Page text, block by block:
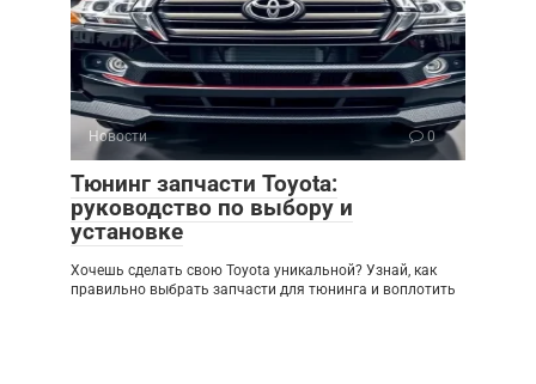
Новости 0
Тюнинг запчасти Toyota:
руководство по выбору и
установке
Хочешь сделать свою Toyota уникальной? Узнай, как
правильно выбрать запчасти для тюнинга и воплотить